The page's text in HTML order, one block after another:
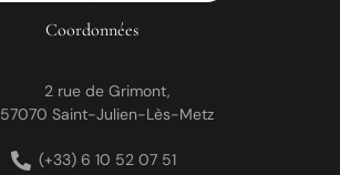
Coordonnées
2 rue de Grimont,
57070 Saint-Julien-Lès-Metz
(+33) 6 10 52 07 51